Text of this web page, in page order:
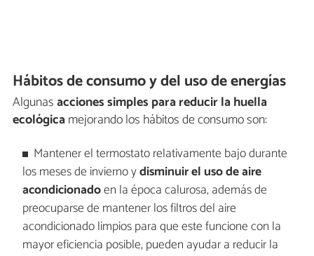
Hábitos de consumo y del uso de energías
Algunasacciones simples para reducir la huella
ecológicamejorando los hábitos de consumo son:
Mantener el termostato relativamente bajo durante
los meses de invierno ydisminuir el uso de aire
acondicionadoen la época calurosa, además de
preocuparse de mantener los filtros del aire
acondicionado limpios para que este funcione con la
mayor eficiencia posible, pueden ayudar a reducir la